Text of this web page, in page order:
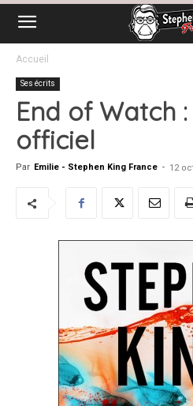
Accueil
Ses écrits
End of Watch
officiel
Par Emilie - Stephen King France - 12